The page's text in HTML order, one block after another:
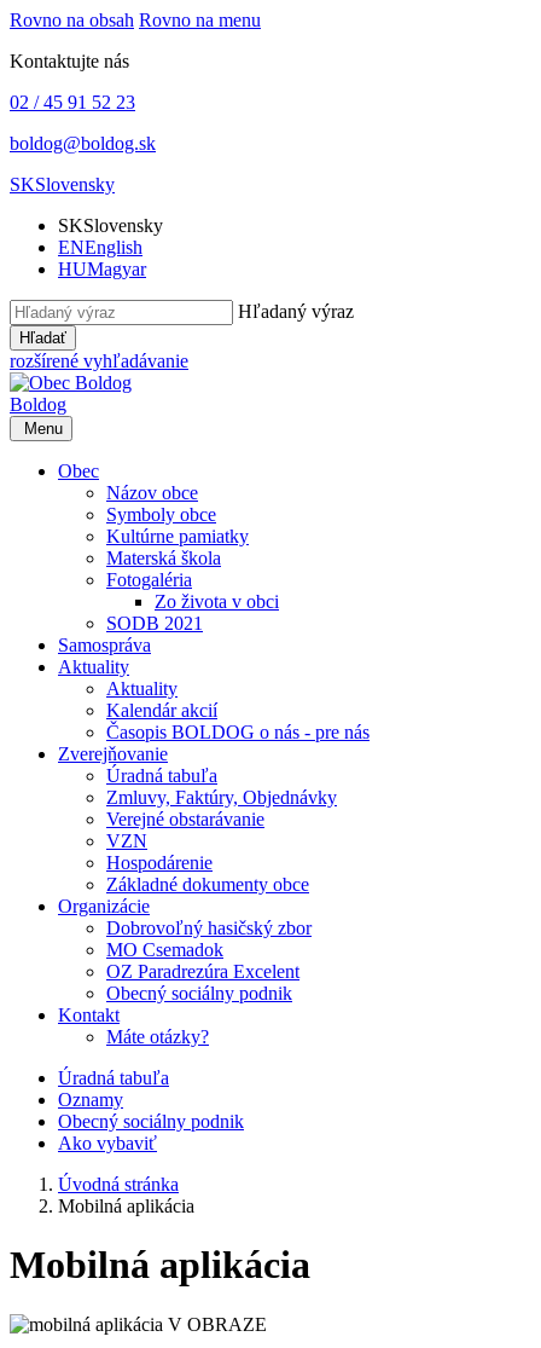
Rovno na obsah Rovno na menu
Kontaktujte nás
02 / 45 91 52 23
boldog@boldog.sk
SKSlovensky
SKSlovensky
ENEnglish
HUMagyar
Hľadaný výraz
Hľadať
rozšírené vyhľadávanie
Boldog
Menu
Obec
Názov obce
Symboly obce
Kultúrne pamiatky
Materská škola
Fotogaléria
Zo života v obci
SODB 2021
Samospráva
Aktuality
Aktuality
Kalendár akcií
Časopis BOLDOG o nás - pre nás
Zverejňovanie
Úradná tabuľa
Zmluvy, Faktúry, Objednávky
Verejné obstarávanie
VZN
Hospodárenie
Základné dokumenty obce
Organizácie
Dobrovoľný hasičský zbor
MO Csemadok
OZ Paradrezúra Excelent
Obecný sociálny podnik
Kontakt
Máte otázky?
Úradná tabuľa
Oznamy
Obecný sociálny podnik
Ako vybaviť
Úvodná stránka
Mobilná aplikácia
Mobilná aplikácia